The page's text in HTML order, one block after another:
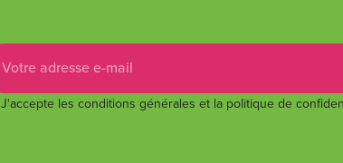
J'accepte les conditions générales et la politique de